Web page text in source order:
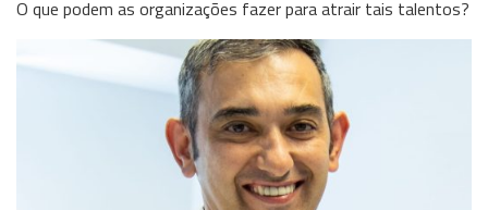
O que podem as organizações fazer para atrair tais talentos?